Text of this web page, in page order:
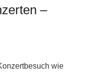
–
wie